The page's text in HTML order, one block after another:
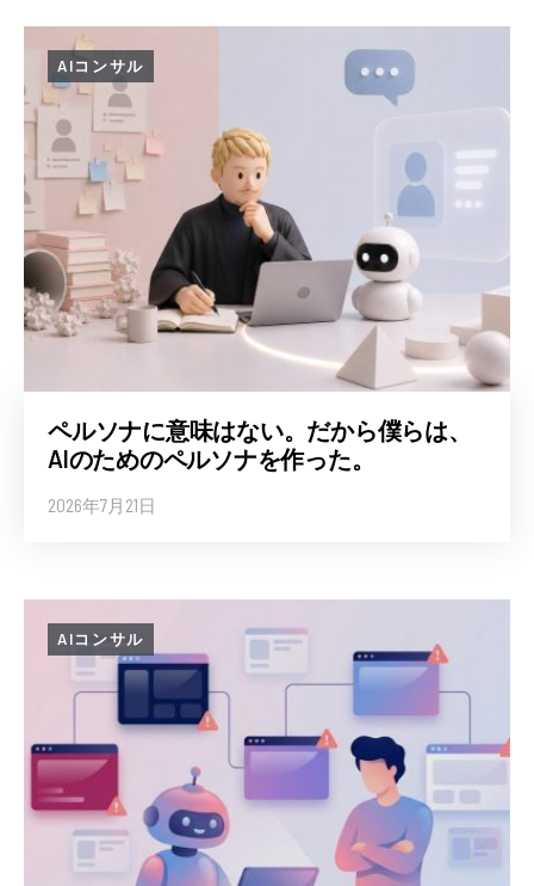
AIコンサル
ペルソナに意味はない。だから僕らは、
AIのためのペルソナを作った。
2026年7月21日
AIコンサル